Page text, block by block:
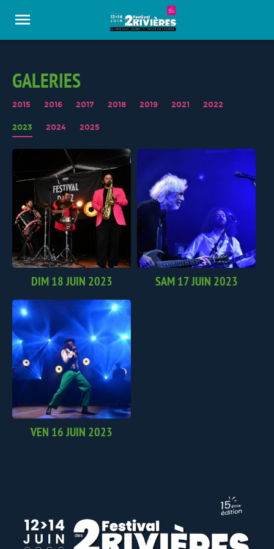
GALERIES
2015 2016 2017 2018 2019 2021 2022
2023 2024 2025
DIM 18 JUIN 2023 SAM 17 JUIN 2023
VEN 16 JUIN 2023